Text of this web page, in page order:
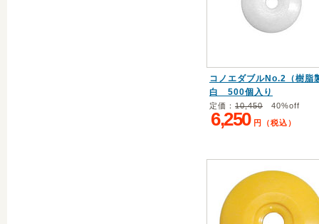
コノエダブルNo.2（樹脂
白 500個入り
定価： 10,450 40%off
6,250 円（税込）